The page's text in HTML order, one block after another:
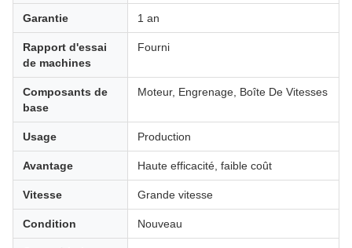
Garantie 1 an
Rapport d'essai
de machines
Fourni
Composants de
base
Moteur, Engrenage, Boîte De Vitesses
Usage Production
Avantage Haute efficacité, faible coût
Vitesse Grande vitesse
Condition Nouveau